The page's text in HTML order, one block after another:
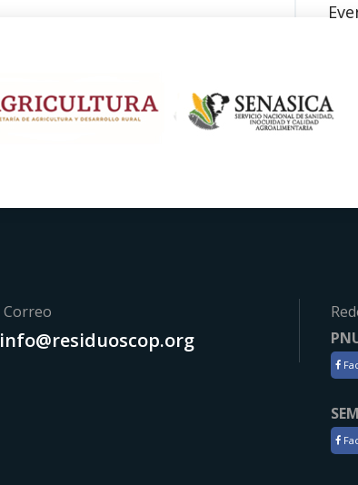
Correo
info@residuoscop.org